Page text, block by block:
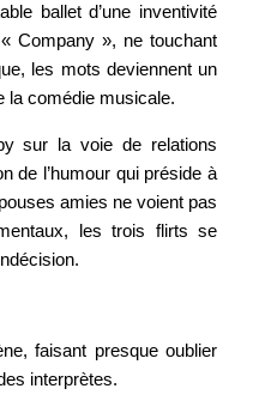
ballet d’une inventivité
Company », ne touchant
les mots deviennent un
la comédie musicale.
sur la voie de relations
de l’humour qui préside à
amies ne voient pas
les trois flirts se
faisant presque oublier
interprètes.